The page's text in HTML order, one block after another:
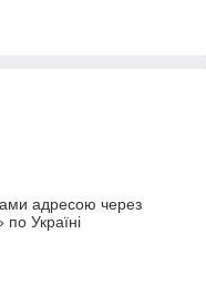
адресою через
Україні